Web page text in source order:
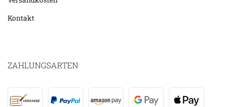
Kontakt
ZAHLUNGSARTEN